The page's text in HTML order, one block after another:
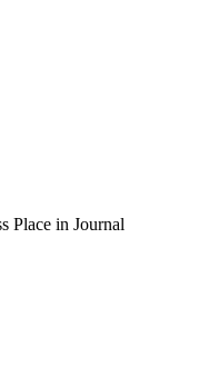
Place in Journal